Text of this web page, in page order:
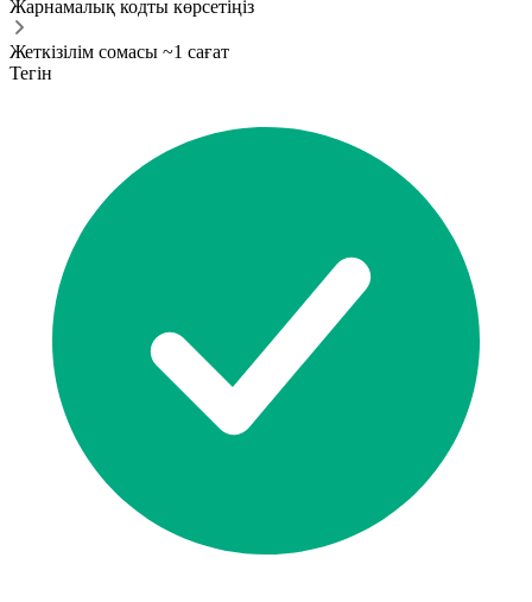
Жарнамалық кодты көрсетіңіз
Жеткізілім сомасы ~1 сағат
Тегін